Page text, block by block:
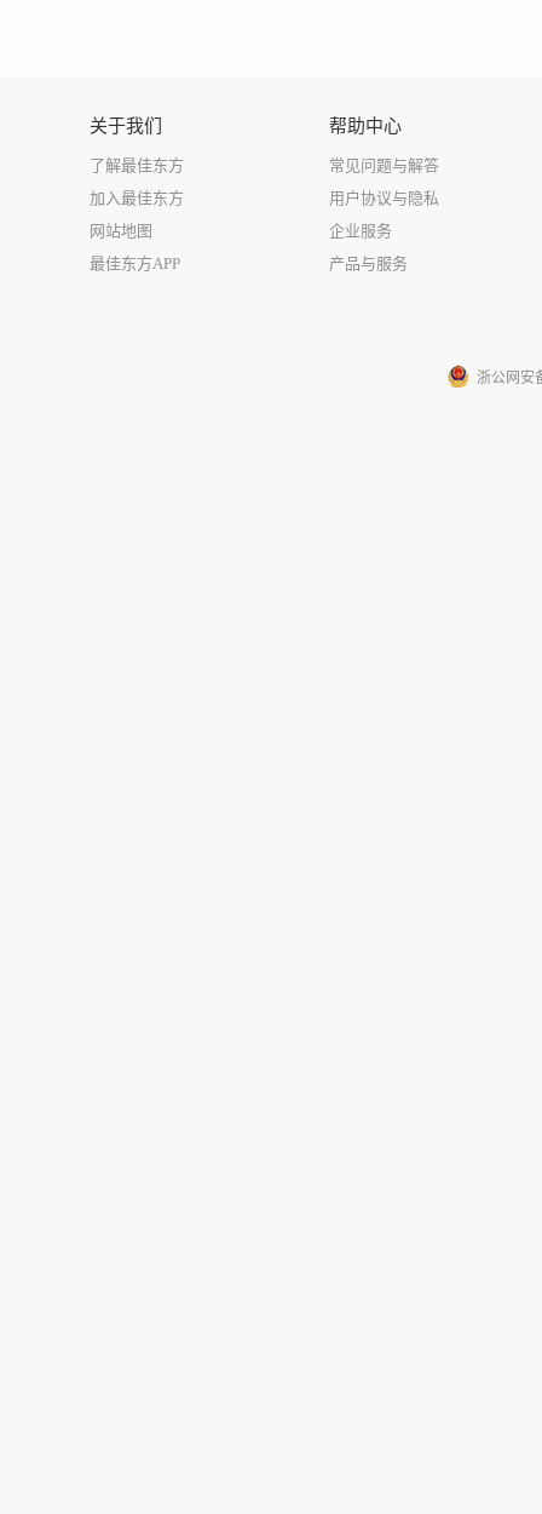
关于我们
了解最佳东方
加入最佳东方
网站地图
最佳东方APP
帮助中心
常见问题与解答
用户协议与隐私
企业服务
产品与服务
浙公网安